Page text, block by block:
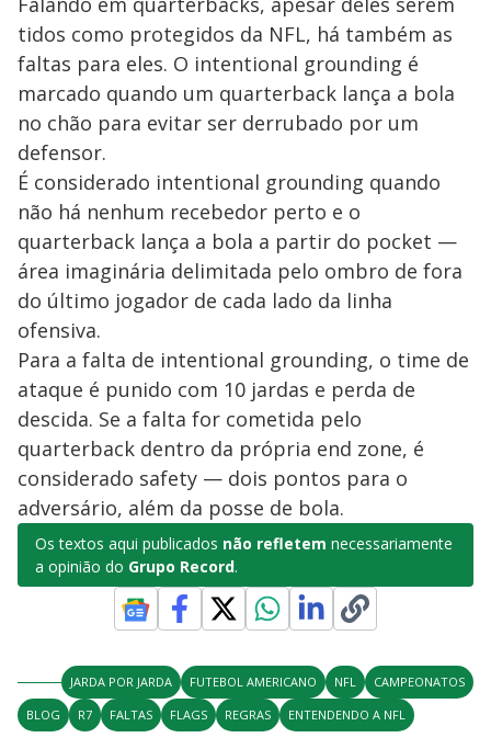
tidos como protegidos da NFL, há também as
faltas para eles. O intentional grounding é
marcado quando um quarterback lança a bola
no chão para evitar ser derrubado por um
defensor.
É considerado intentional grounding quando
não há nenhum recebedor perto e o
quarterback lança a bola a partir do pocket —
área imaginária delimitada pelo ombro de fora
do último jogador de cada lado da linha
ofensiva.
Para a falta de intentional grounding, o time de
ataque é punido com 10 jardas e perda de
descida. Se a falta for cometida pelo
quarterback dentro da própria end zone, é
considerado safety — dois pontos para o
adversário, além da posse de bola.
Os textos aqui publicados não refletem necessariamente
a opinião do Grupo Record.
JARDA POR JARDA FUTEBOL AMERICANO NFL
CAMPEONATOS
BLOG
R7 FALTAS FLAGS REGRAS ENTENDENDO A NFL